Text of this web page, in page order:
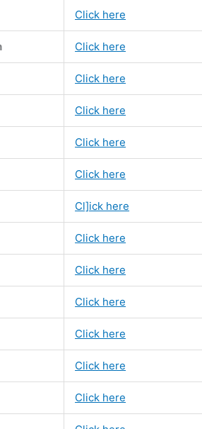
Click here
Click here
Click here
Click here
Click here
Click here
Cl]ick here
Click here
Click here
Click here
Click here
Click here
Click here